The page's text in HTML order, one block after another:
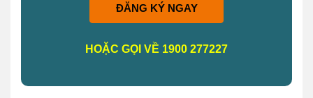
ĐĂNG KÝ NGAY
HOẶC GỌI VỀ 1900 277227